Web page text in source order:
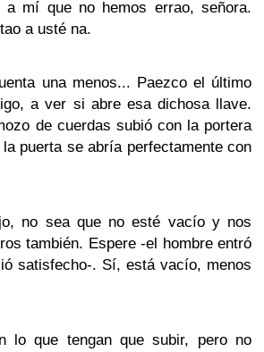
a mí que no hemos errao, señora.
a usté na.
una menos... Paezco el último
a ver si abre esa dichosa llave.
de cuerdas subió con la portera
puerta se abría perfectamente con
no sea que no esté vacío y nos
también. Espere -el hombre entró
satisfecho-. Sí, está vacío, menos
lo que tengan que subir, pero no